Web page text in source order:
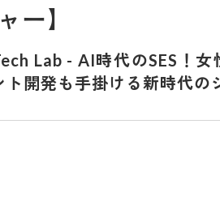
ー】
Lab - AI時代のSES！
ト開発も手掛ける新時代の